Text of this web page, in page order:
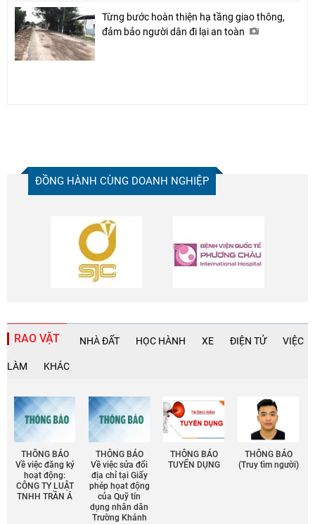
Từng bước hoàn thiện hạ tầng giao thông,
đảm bảo người dân đi lại an toàn
ĐỒNG HÀNH CÙNG DOANH NGHIỆP
RAO VẶT NHÀ ĐẤT HỌC HÀNH XE ĐIỆN TỬ VIỆC
LÀM KHÁC
THÔNG BÁO
Về việc đăng ký
hoạt động:
CÔNG TY LUẬT
TNHH TRẦN Á
THÔNG BÁO
Về việc sửa đổi
địa chỉ tại Giấy
phép họat động
của Quỹ tín
dụng nhân dân
Trường Khánh
THÔNG BÁO
TUYỂN DỤNG
THÔNG BÁO
(Truy tìm người)